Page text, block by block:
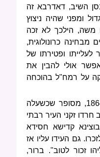
השיב, דאדרבא זה
ומפני שהיה ניצוץ
הילכך לא זכה
מבחינה כרונולוגית,
ופטירתו של
אולי להבין את
על רמח"ל בהוכחה
ב"שם הגדולים החדש", ווארשה 1864, מסופר שכשעלה
זקני העיר רבתי
קדישא חסידא
גם העידו עליו אז
זכור לטוב". ברור,